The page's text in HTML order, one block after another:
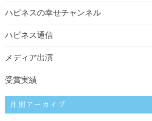
ハピネスの幸せチャンネル
ハピネス通信
メディア出演
受賞実績
月別アーカイブ